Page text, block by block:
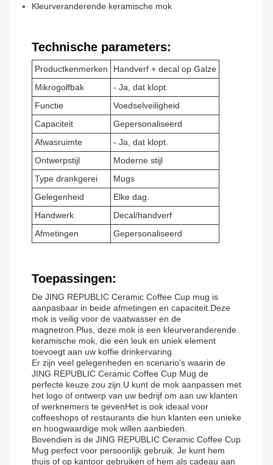
Kleurveranderende keramische mok
Technische parameters:
Productkenmerken
Handverf + decal op Galze
Mikrogolfbak
- Ja, dat klopt.
Functie
Voedselveiligheid
Capaciteit
Gepersonaliseerd
Afwasruimte
- Ja, dat klopt.
Ontwerpstijl
Moderne stijl
Type drankgerei
Mugs
Gelegenheid
Elke dag.
Handwerk
Decal/handverf
Afmetingen
Gepersonaliseerd
Toepassingen:
De JING REPUBLIC Ceramic Coffee Cup mug is
aanpasbaar in beide afmetingen en capaciteit.Deze
mok is veilig voor de vaatwasser en de
magnetron.Plus, deze mok is een kleurveranderende
keramische mok, die een leuk en uniek element
toevoegt aan uw koffie drinkervaring.
Er zijn veel gelegenheden en scenario's waarin de
JING REPUBLIC Ceramic Coffee Cup Mug de
perfecte keuze zou zijn.U kunt de mok aanpassen met
het logo of ontwerp van uw bedrijf om aan uw klanten
of werknemers te gevenHet is ook ideaal voor
coffeeshops of restaurants die hun klanten een unieke
en hoogwaardige mok willen aanbieden.
Bovendien is de JING REPUBLIC Ceramic Coffee Cup
Mug perfect voor persoonlijk gebruik. Je kunt hem
thuis of op kantoor gebruiken of hem als cadeau aan